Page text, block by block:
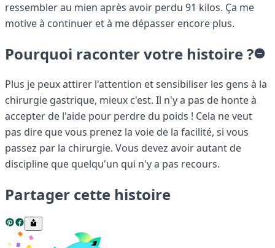
ressembler au mien après avoir perdu 91 kilos. Ça me
motive à continuer et à me dépasser encore plus.
Pourquoi raconter votre histoire ?
Plus je peux attirer l'attention et sensibiliser les gens à la
chirurgie gastrique, mieux c'est. Il n'y a pas de honte à
accepter de l'aide pour perdre du poids ! Cela ne veut
pas dire que vous prenez la voie de la facilité, si vous
passez par la chirurgie. Vous devez avoir autant de
discipline que quelqu'un qui n'y a pas recours.
Partager cette histoire